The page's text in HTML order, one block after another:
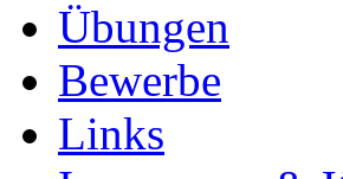
Übungen
Bewerbe
Links